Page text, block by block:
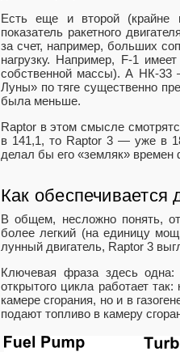
Есть еще и второй (крайне
показатель ракетного
за счет, например, больших
нагрузку. Например, F-1
собственной массы). А НК-33
Луны» по тяге существенно
была меньше.
Raptor в этом смысле
в 141,1, то Raptor 3 — уже в
делал бы его «земляк» времен
Как обеспечивается
В общем, несложно понять,
более легкий (на единицу
лунный двигатель, Raptor 3
Ключевая фраза здесь одна:
открытого цикла работает
камере сгорания, но и в
подают топливо в камеру